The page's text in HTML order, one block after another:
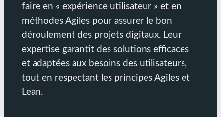
faire en « expérience utilisateur » et en
méthodes Agiles pour assurer le bon
déroulement des projets digitaux. Leur
expertise garantit des solutions efficaces
et adaptées aux besoins des utilisateurs,
tout en respectant les principes Agiles et
Lean.